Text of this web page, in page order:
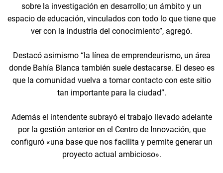
sobre la investigación en desarrollo; un ámbito y un
espacio de educación, vinculados con todo lo que tiene que
ver con la industria del conocimiento”, agregó.
Destacó asimismo “la línea de emprendeurismo, un área
donde Bahía Blanca también suele destacarse. El deseo es
que la comunidad vuelva a tomar contacto con este sitio
tan importante para la ciudad”.
Además el intendente subrayó el trabajo llevado adelante
por la gestión anterior en el Centro de Innovación, que
configuró «una base que nos facilita y permite generar un
proyecto actual ambicioso».